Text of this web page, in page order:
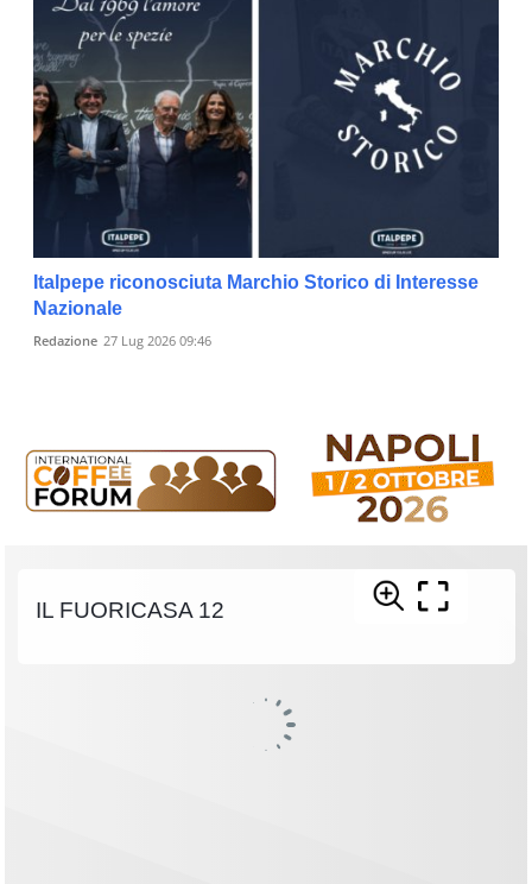
Italpepe riconosciuta Marchio Storico di Interesse
Nazionale
Redazione 27 Lug 2026 09:46